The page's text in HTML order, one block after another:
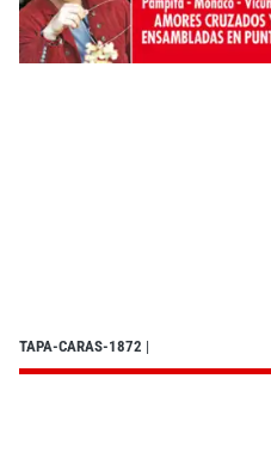
TAPA-CARAS-1872 |